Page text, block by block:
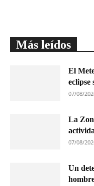
Más leídos
El
eclipse
07/08/
La
07/08/
Un